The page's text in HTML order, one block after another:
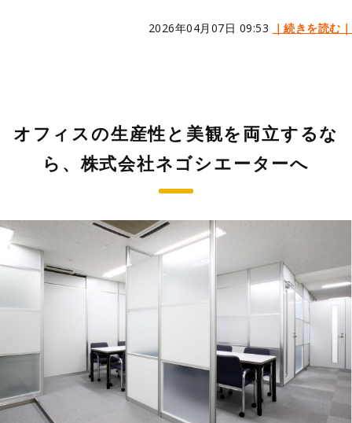
2026年04月07日 09:53 ｜続きを読む｜
オフィスの生産性と美観を両立するな
ら、株式会社ネゴシエーターへ